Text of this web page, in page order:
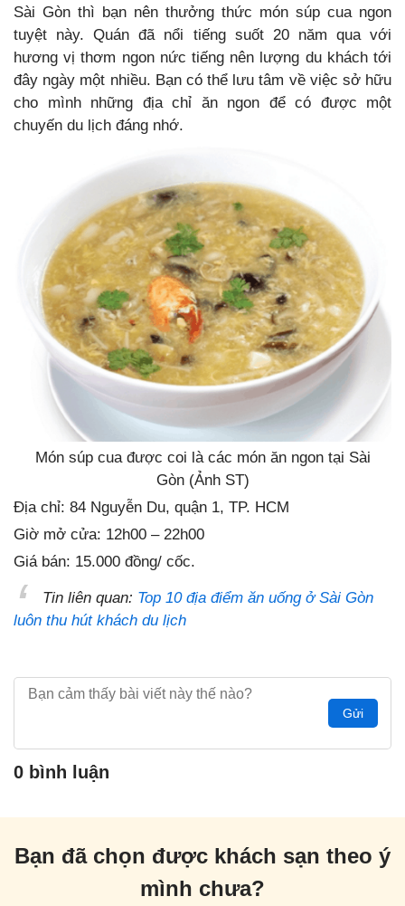
Sài Gòn thì bạn nên thưởng thức món súp cua ngon
tuyệt này. Quán đã nổi tiếng suốt 20 năm qua với
hương vị thơm ngon nức tiếng nên lượng du khách tới
đây ngày một nhiều. Bạn có thể lưu tâm về việc sở hữu
cho mình những địa chỉ ăn ngon để có được một
chuyến du lịch đáng nhớ.
Món súp cua được coi là các món ăn ngon tại Sài
Gòn (Ảnh ST)
Địa chỉ: 84 Nguyễn Du, quận 1, TP. HCM
Giờ mở cửa: 12h00 – 22h00
Giá bán: 15.000 đồng/ cốc.
Tin liên quan: Top 10 địa điểm ăn uống ở Sài Gòn
luôn thu hút khách du lịch
Gửi
0 bình luận
Bạn đã chọn được khách sạn theo ý
mình chưa?